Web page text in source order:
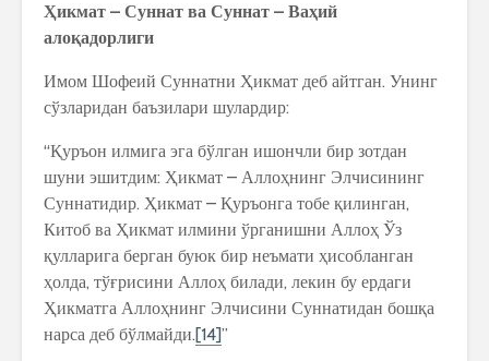
Ҳикмат – Суннат ва Суннат – Ваҳий
алоқадорлиги
Имом Шофеий Суннатни Ҳикмат деб айтган. Унинг
сўзларидан баъзилари шулардир:
“Қуръон илмига эга бўлган ишончли бир зотдан
шуни эшитдим: Ҳикмат – Аллоҳнинг Элчисининг
Суннатидир. Ҳикмат – Қуръонга тобе қилинган,
Китоб ва Ҳикмат илмини ўрганишни Аллоҳ Ўз
қулларига берган буюк бир неъмати ҳисобланган
ҳолда, тўғрисини Аллоҳ билади, лекин бу ердаги
Ҳикматга Аллоҳнинг Элчисини Суннатидан бошқа
нарса деб бўлмайди.[14]”